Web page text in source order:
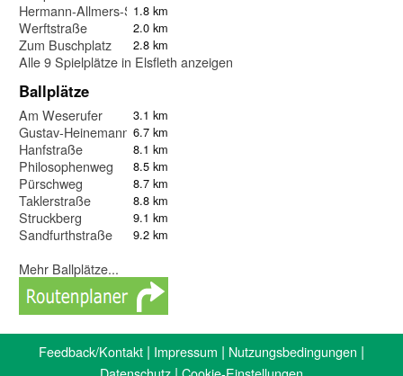
Hermann-Allmers-Straße
1.8 km
Werftstraße 2.0 km
Zum Buschplatz 2.8 km
Alle 9 Spielplätze in Elsfleth anzeigen
Ballplätze
Am Weserufer 3.1 km
Gustav-Heinemann-Straße
6.7 km
Hanfstraße 8.1 km
Philosophenweg 8.5 km
Pürschweg 8.7 km
Taklerstraße 8.8 km
Struckberg 9.1 km
Sandfurthstraße 9.2 km
Mehr Ballplätze...
Feedback/Kontakt | Impressum | Nutzungsbedingungen |